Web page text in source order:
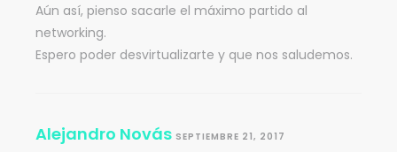
Aún así, pienso sacarle el máximo partido al
networking.
Espero poder desvirtualizarte y que nos saludemos.
Alejandro Novás SEPTIEMBRE 21, 2017